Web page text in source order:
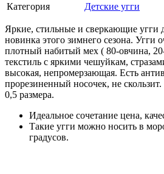
Категория
Детские угги
Яркие, стильные и сверкающие угги
новинка этого зимнего сезона. Угги
плотный набитый мех ( 80-овчина,
текстиль с яркими чешуйкам,
высокая, непромерзающая. Есть
прорезиненный носочек, не
0,5 размера.
Идеальное сочетание цена,
Такие угги можно носить в
градусов.